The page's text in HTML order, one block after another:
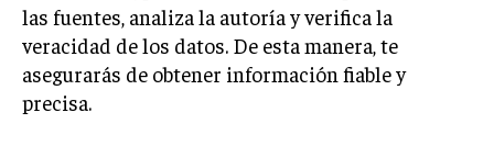
las fuentes, analiza la autoría y verifica la
veracidad de los datos. De esta manera, te
asegurarás de obtener información fiable y
precisa.